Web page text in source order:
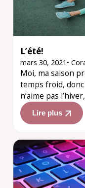
L’été!
mars 30, 2021 •
Moi, ma saison
temps froid,
n’aime pas
Lire plus